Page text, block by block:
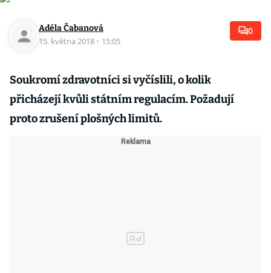
Adéla Čabanová
15. května 2018 · 15:05
0
Soukromí zdravotníci si vyčíslili, o kolik
přicházejí kvůli státním regulacím. Požadují
proto zrušení plošných limitů.